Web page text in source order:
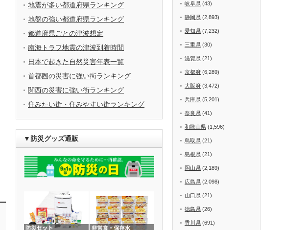
地震が多い都道府県ランキング
地盤の強い都道府県ランキング
都道府県ごとの津波想定
南海トラフ地震の津波到着時間
日本で起きた自然災害年表一覧
首都圏の災害に強い街ランキング
関西の災害に強い街ランキング
住みたい街・住みやすい街ランキング
▼防災グッズ通販
岐阜県 (43)
静岡県 (2,893)
愛知県 (7,232)
三重県 (30)
滋賀県 (21)
京都府 (6,289)
大阪府 (3,472)
兵庫県 (5,201)
奈良県 (41)
和歌山県 (1,596)
鳥取県 (21)
島根県 (21)
岡山県 (2,189)
広島県 (2,098)
山口県 (21)
徳島県 (26)
香川県 (691)